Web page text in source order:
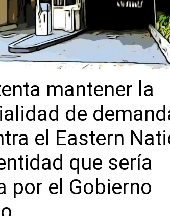
mantener la
de
el Eastern
que sería
por el Gobierno